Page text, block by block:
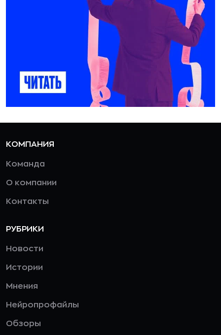
КОМПАНИЯ
Команда
О компании
Контакты
РУБРИКИ
Новости
Истории
Мнения
Нейропрофайлы
Обзоры